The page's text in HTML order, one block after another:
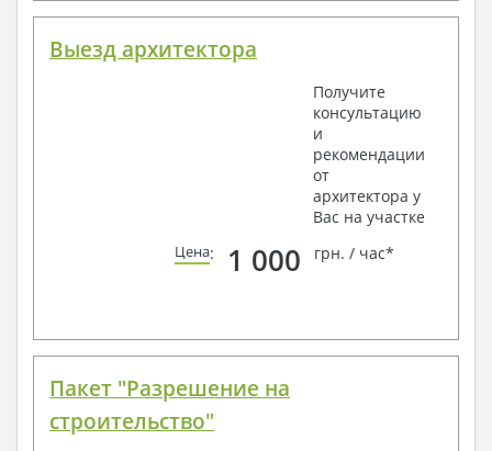
Выезд архитектора
Получите
консультацию
и
рекомендации
от
архитектора у
Вас на участке
Цена: 1 000 грн. / час*
Пакет "Разрешение на
строительство"